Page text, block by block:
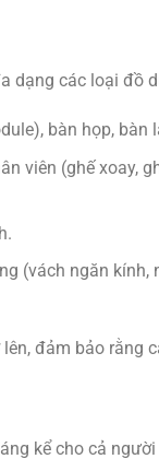
dạng các loại đồ
bàn họp, bàn
viên (ghế xoay,
(vách ngăn kính,
đảm bảo rằng
kể cho cả